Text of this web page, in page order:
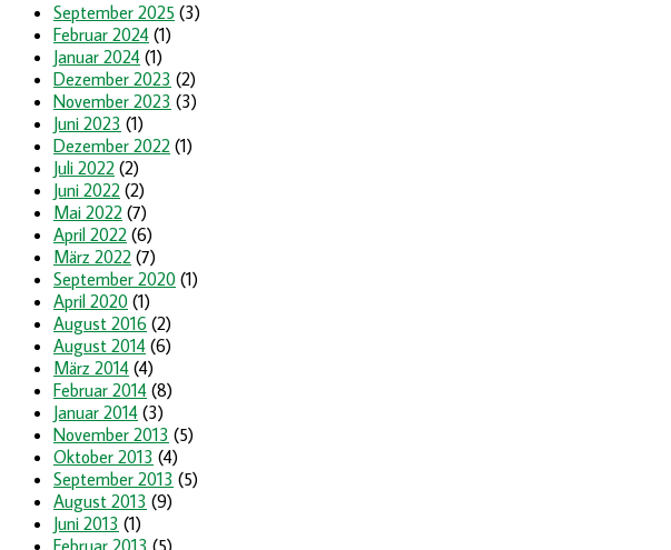
September 2025 (3)
Februar 2024 (1)
Januar 2024 (1)
Dezember 2023 (2)
November 2023 (3)
Juni 2023 (1)
Dezember 2022 (1)
Juli 2022 (2)
Juni 2022 (2)
Mai 2022 (7)
April 2022 (6)
März 2022 (7)
September 2020 (1)
April 2020 (1)
August 2016 (2)
August 2014 (6)
März 2014 (4)
Februar 2014 (8)
Januar 2014 (3)
November 2013 (5)
Oktober 2013 (4)
September 2013 (5)
August 2013 (9)
Juni 2013 (1)